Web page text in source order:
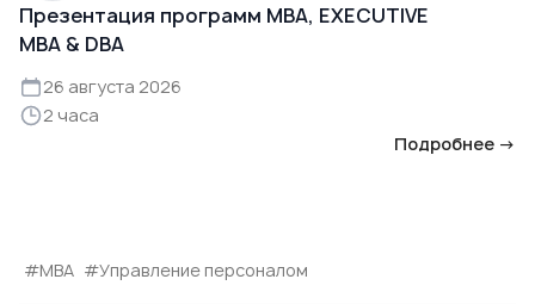
Презентация программ MBA, EXECUTIVE
MBA & DBA
26 августа 2026
2 часа
Подробнее →
#МВА #Управление персоналом